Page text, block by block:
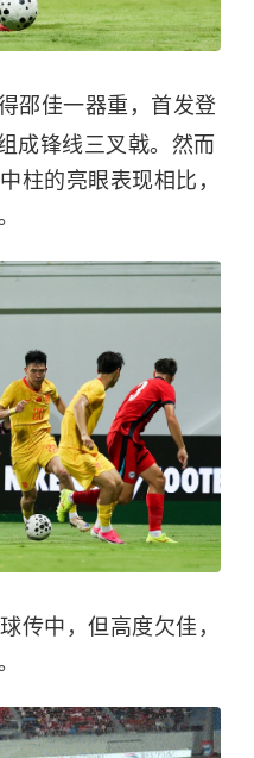
邵佳一器重，首发登
成锋线三叉戟。然而
柱的亮眼表现相比，
传中，但高度欠佳，